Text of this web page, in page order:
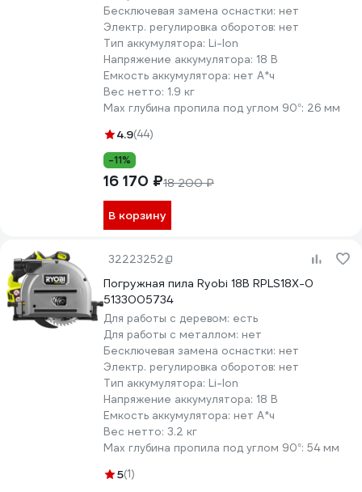
Бесключевая замена оснастки: нет
Электр. регулировка оборотов: нет
Тип аккумулятора: Li-Ion
Напряжение аккумулятора: 18 В
Емкость аккумулятора: нет А*ч
Вес нетто: 1.9 кг
Max глубина пропила под углом 90°: 26 мм
4.9(44)
-11%
16 170 ₽18 200 ₽
В корзину
32223252
Погружная пила Ryobi 18В RPLS18X-0
5133005734
Для работы с деревом: есть
Для работы с металлом: нет
Бесключевая замена оснастки: нет
Электр. регулировка оборотов: нет
Тип аккумулятора: Li-Ion
Напряжение аккумулятора: 18 В
Емкость аккумулятора: нет А*ч
Вес нетто: 3.2 кг
Max глубина пропила под углом 90°: 54 мм
5(1)